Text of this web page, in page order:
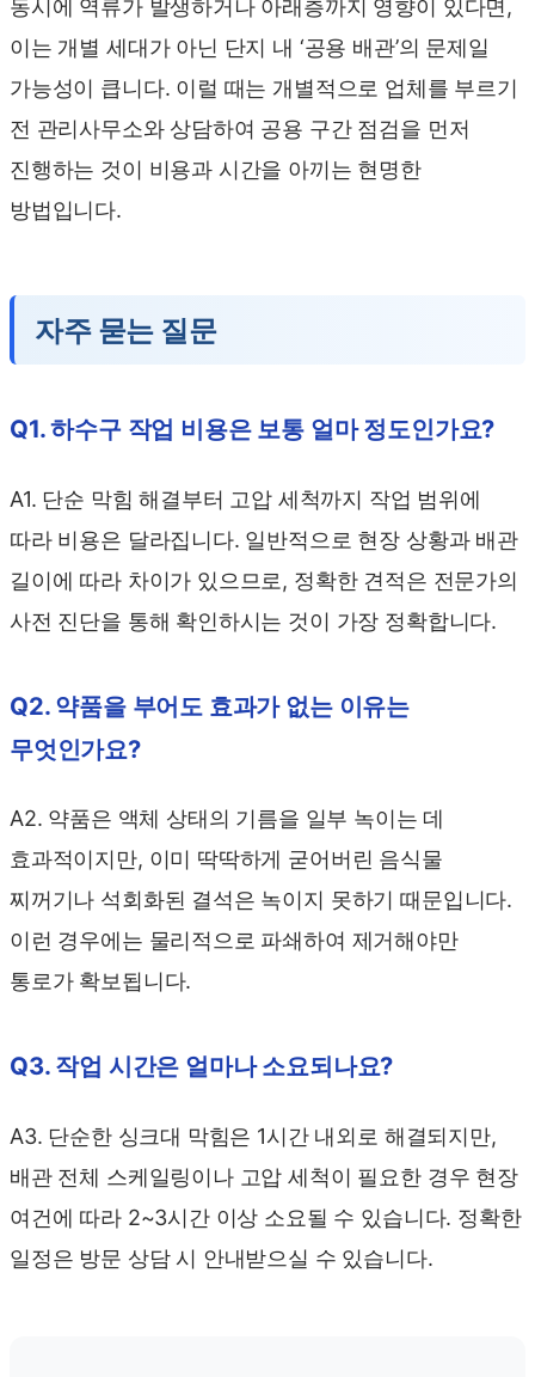
동시에 역류가 발생하거나 아래층까지 영향이 있다면,
이는 개별 세대가 아닌 단지 내 ‘공용 배관’의 문제일
가능성이 큽니다. 이럴 때는 개별적으로 업체를 부르기
전 관리사무소와 상담하여 공용 구간 점검을 먼저
진행하는 것이 비용과 시간을 아끼는 현명한
방법입니다.
자주 묻는 질문
Q1. 하수구 작업 비용은 보통 얼마 정도인가요?
A1. 단순 막힘 해결부터 고압 세척까지 작업 범위에
따라 비용은 달라집니다. 일반적으로 현장 상황과 배관
길이에 따라 차이가 있으므로, 정확한 견적은 전문가의
사전 진단을 통해 확인하시는 것이 가장 정확합니다.
Q2. 약품을 부어도 효과가 없는 이유는
무엇인가요?
A2. 약품은 액체 상태의 기름을 일부 녹이는 데
효과적이지만, 이미 딱딱하게 굳어버린 음식물
찌꺼기나 석회화된 결석은 녹이지 못하기 때문입니다.
이런 경우에는 물리적으로 파쇄하여 제거해야만
통로가 확보됩니다.
Q3. 작업 시간은 얼마나 소요되나요?
A3. 단순한 싱크대 막힘은 1시간 내외로 해결되지만,
배관 전체 스케일링이나 고압 세척이 필요한 경우 현장
여건에 따라 2~3시간 이상 소요될 수 있습니다. 정확한
일정은 방문 상담 시 안내받으실 수 있습니다.